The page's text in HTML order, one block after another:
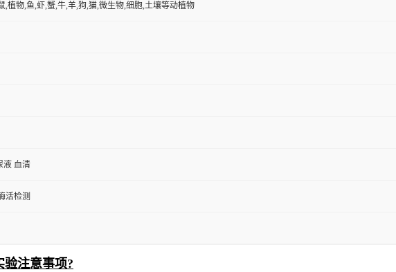
,植物,鱼,虾,蟹,牛,羊,狗,猫,微生物,细胞,土壤等动植物
液 血清
活检测
注意事项?